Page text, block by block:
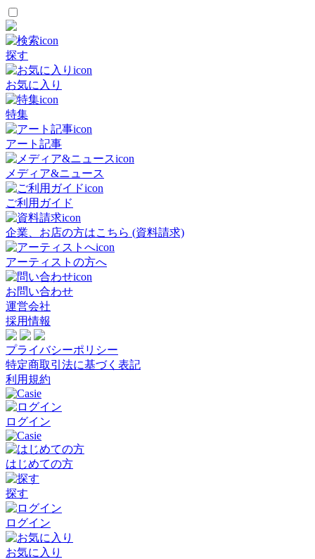
探す
お気に入り
特集
アート記事
メディア&ニュース
ご利用ガイド
企業、お店の方はこちら (資料請求)
アーティストの方へ
お問い合わせ
運営会社
採用情報
プライバシーポリシー
特定商取引法に基づく表記
利用規約
ログイン
はじめての方
探す
ログイン
お気に入り